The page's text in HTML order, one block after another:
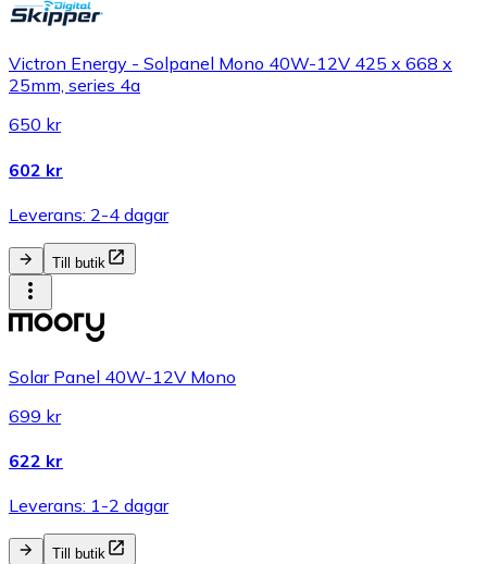
Victron Energy - Solpanel Mono 40W-12V 425 x 668 x
25mm, series 4a
650 kr
602 kr
Leverans: 2-4 dagar
Till butik
Solar Panel 40W-12V Mono
699 kr
622 kr
Leverans: 1-2 dagar
Till butik